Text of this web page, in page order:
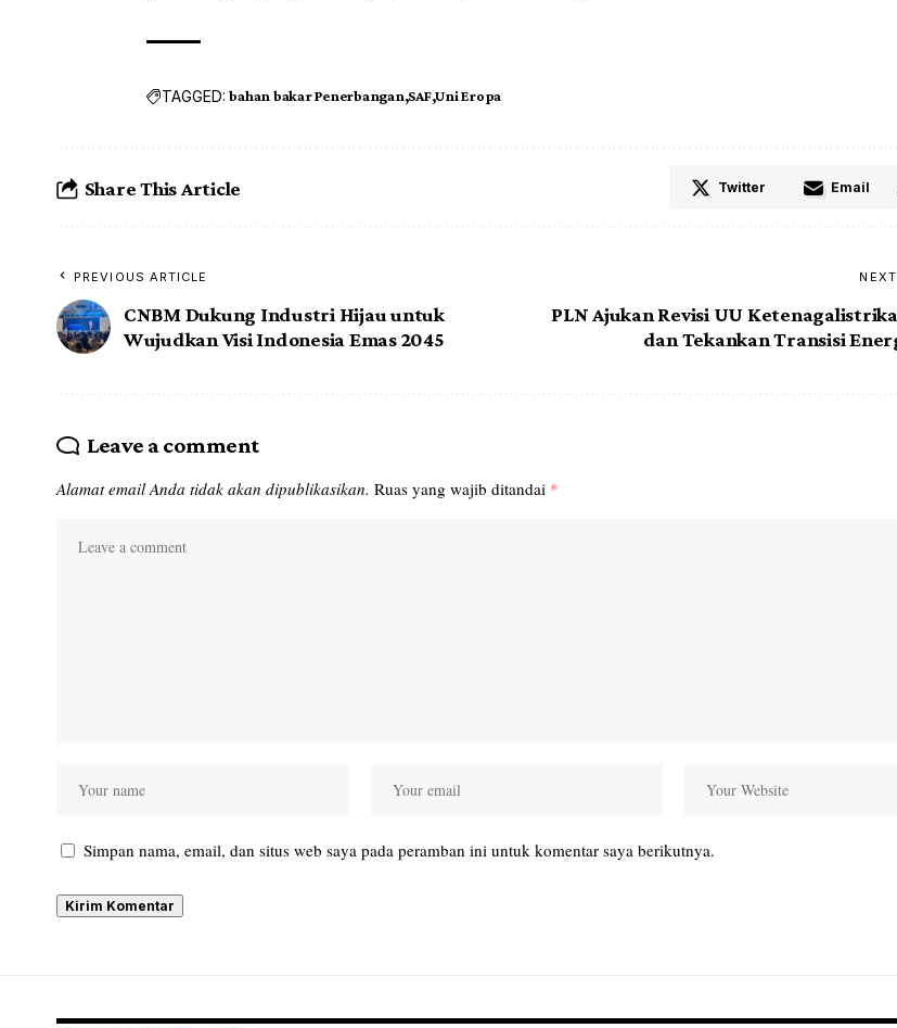
TAGGED: bahan bakar Penerbangan SAF Uni Eropa
Share This Article Twitter Email
PREVIOUS ARTICLE
CNBM Dukung Industri Hijau untuk
Wujudkan Visi Indonesia Emas 2045
PLN Ajukan Revisi UU
dan Tekankan Transisi
Leave a comment
Alamat email Anda tidak akan dipublikasikan. Ruas yang wajib ditandai *
Simpan nama, email, dan situs web saya pada peramban ini untuk komentar saya berikutnya.